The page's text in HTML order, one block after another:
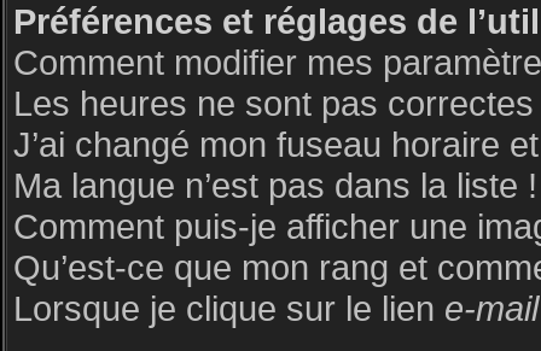
Préférences et réglages de
Comment modifier mes
Les heures ne sont pas correctes
J’ai changé mon fuseau horaire
Ma langue n’est pas dans la liste !
Comment puis-je afficher une
Qu’est-ce que mon rang et
Lorsque je clique sur le lien e-mail